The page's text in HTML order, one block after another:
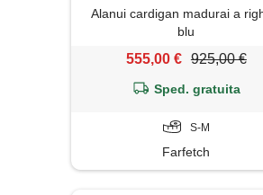
Alanui cardigan madurai a
blu
555,00 € 925,00 €
Sped. gratuita
S-M
Farfetch